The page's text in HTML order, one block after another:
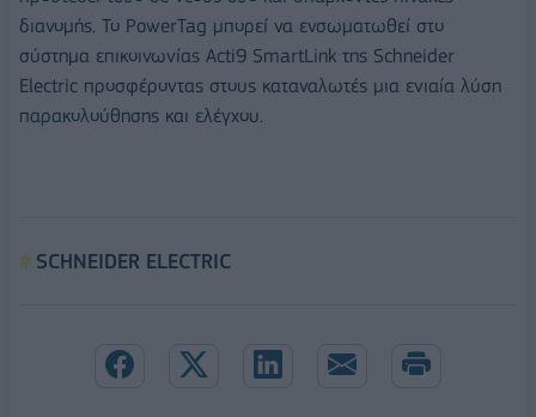
διανομής. Το PowerTag μπορεί να ενσωματωθεί στο
σύστημα επικοινωνίας Acti9 SmartLink της Schneider
Electric προσφέροντας στους καταναλωτές μια ενιαία λύση
παρακολούθησης και ελέγχου.
SCHNEIDER ELECTRIC